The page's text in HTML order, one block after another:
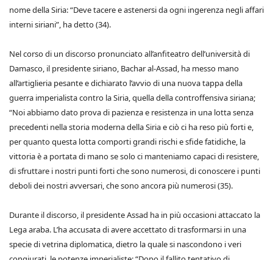
nome della Siria: “Deve tacere e astenersi da ogni ingerenza negli affari
interni siriani”, ha detto (34).
Nel corso di un discorso pronunciato all’anfiteatro dell’università di
Damasco, il presidente siriano, Bachar al-Assad, ha messo mano
all’artiglieria pesante e dichiarato l’avvio di una nuova tappa della
guerra imperialista contro la Siria, quella della controffensiva siriana;
“Noi abbiamo dato prova di pazienza e resistenza in una lotta senza
precedenti nella storia moderna della Siria e ciò ci ha reso più forti e,
per quanto questa lotta comporti grandi rischi e sfide fatidiche, la
vittoria è a portata di mano se solo ci manteniamo capaci di resistere,
di sfruttare i nostri punti forti che sono numerosi, di conoscere i punti
deboli dei nostri avversari, che sono ancora più numerosi (35).
Durante il discorso, il presidente Assad ha in più occasioni attaccato la
Lega araba. L’ha accusata di avere accettato di trasformarsi in una
specie di vetrina diplomatica, dietro la quale si nascondono i veri